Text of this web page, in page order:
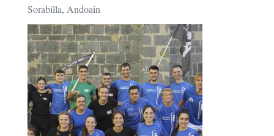
Sorabilla, Andoain